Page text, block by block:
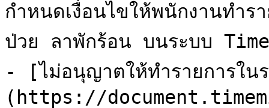
กำหนดเงื่อนไขให้พนักงานทำร
ป่วย ลาพักร้อน บนระบบ
- [ไม่อนุญาตให้ทำรายการใน
(https://